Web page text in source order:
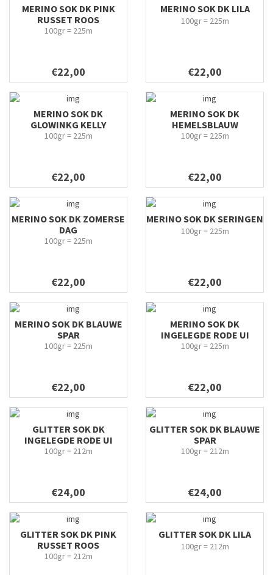
MERINO SOK DK PINK
RUSSET ROOS
100gr = 225m
€22,00
MERINO SOK DK LILA
100gr = 225m
€22,00
MERINO SOK DK
GLOWINKG KELLY
100gr = 225m
€22,00
MERINO SOK DK
HEMELSBLAUW
100gr = 225m
€22,00
MERINO SOK DK ZOMERSE
DAG
100gr = 225m
€22,00
MERINO SOK DK SERINGEN
100gr = 225m
€22,00
MERINO SOK DK BLAUWE
SPAR
100gr = 225m
€22,00
MERINO SOK DK
INGELEGDE RODE UI
100gr = 225m
€22,00
GLITTER SOK DK
INGELEGDE RODE UI
100gr = 212m
€24,00
GLITTER SOK DK BLAUWE
SPAR
100gr = 212m
€24,00
GLITTER SOK DK PINK
RUSSET ROOS
100gr = 212m
GLITTER SOK DK LILA
100gr = 212m